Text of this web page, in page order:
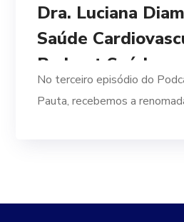
Dra. Luciana
Saúde
Podcast Saúde
No terceiro episódio do
Pauta, recebemos a